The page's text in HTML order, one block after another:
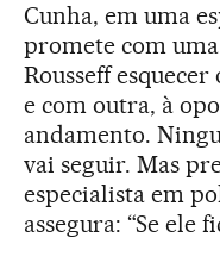
Cunha, em uma
promete com
Rousseff esquecer
e com outra, à
andamento.
vai seguir. Mas
especialista em
assegura: “Se ele